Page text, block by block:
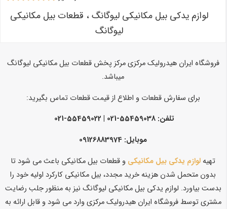
لوازم یدکی بیل مکانیکی لیوگانگ ، قطعات بیل مکانیکی
لیوگانگ
فروشگاه ایران هیدرولیک مرکزی مرکز پخش قطعات بیل مکانیکی لیوگانگ
میباشد.
برای سفارش قطعات و اطلاع از قیمت قطعات تماس بگیرید:
تلفن: 55459038-021 | 55459022-021
موبایل: 09126883974
تهیهلوازم یدکی بیل مکانیکی و قطعات بیل مکانیکی باعث می شود تا
بدون متحمل شدن هزینه خرید مجدد، بیل مکانیکی کارکرد اولیه خود را
بدست بیاورد. لوازم یدکی بیل مکانیکی لیوگانگ نیز به منظور جلب رضایت
مشتری توسط فروشگاه ایران هیدرولیک مرکزی وارد می شود و قابل ارائه به